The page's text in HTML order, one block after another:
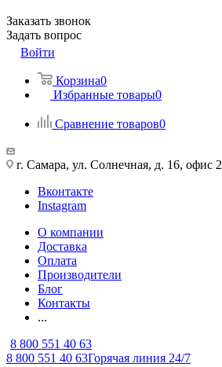
Заказать звонок
Задать вопрос
Войти
Корзина0
Избранные товары0
Сравнение товаров0
г. Самара, ул. Солнечная, д. 16, офис 2
Вконтакте
Instagram
О компании
Доставка
Оплата
Производители
Блог
Контакты
...
8 800 551 40 63
8 800 551 40 63Горячая линия 24/7